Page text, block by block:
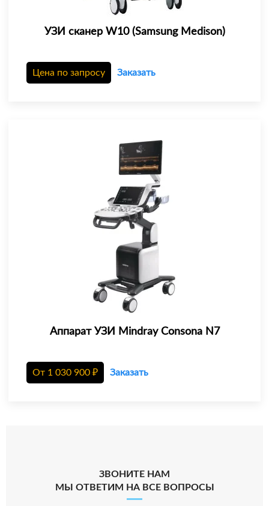
УЗИ сканер W10 (Samsung Medison)
Цена по запросу Заказать
Аппарат УЗИ Mindray Consona N7
От 1 030 900 ₽ Заказать
ЗВОНИТЕ НАМ
МЫ ОТВЕТИМ НА ВСЕ ВОПРОСЫ